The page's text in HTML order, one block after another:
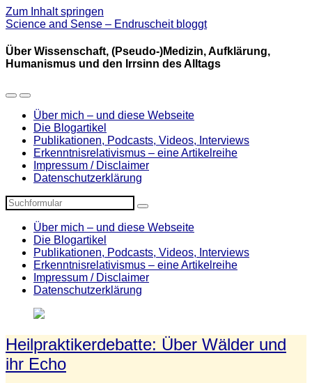
Zum Inhalt springen
Science and Sense – Endruscheit bloggt
Über Wissenschaft, (Pseudo-)Medizin, Aufklärung,
Humanismus und den Irrsinn des Alltags
Mobil-
umschalten
Suchfeld
umschalten
Über mich – und diese Webseite
Die Blogartikel
Publikationen, Podcasts, Videos, Interviews
Erkenntnisrelativismus – eine Artikelreihe
Impressum / Disclaimer
Datenschutzerklärung
Suchen
Über mich – und diese Webseite
Die Blogartikel
Publikationen, Podcasts, Videos, Interviews
Erkenntnisrelativismus – eine Artikelreihe
Impressum / Disclaimer
Datenschutzerklärung
Heilpraktikerdebatte: Über Wälder und
ihr Echo